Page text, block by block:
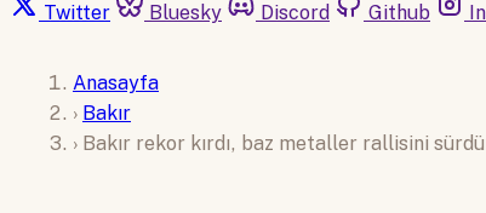
Twitter
Bluesky Discord Github
Anasayfa
› Bakır
› Bakır rekor kırdı, baz metaller rallisini